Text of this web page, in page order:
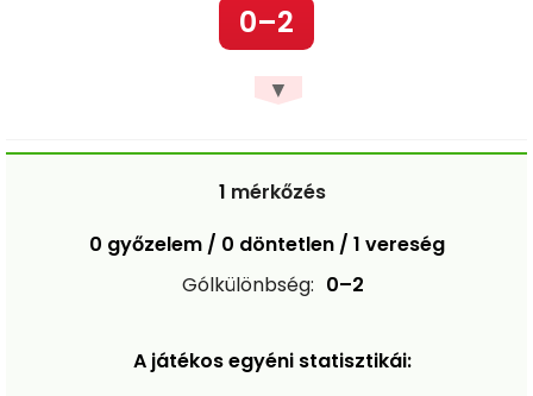
0–2
▼
1 mérkőzés
0 győzelem / 0 döntetlen / 1 vereség
Gólkülönbség: 0–2
A játékos egyéni statisztikái: